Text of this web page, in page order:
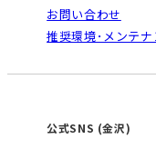
ご利用ガ
オンライ
WEBサ
南大高
高蔵寺
津
お問い合わせ
推奨環境･メンテナ
公式SNS (金沢)